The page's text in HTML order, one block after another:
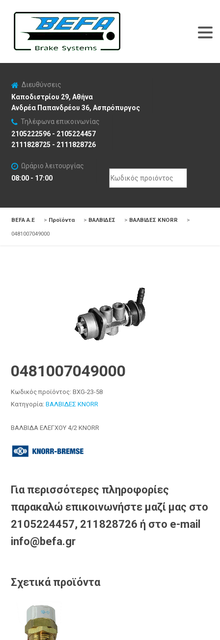
Διευθύνσεις
Καποδιστρίου 29, Αθήνα
Ανδρέα Παπανδρέου 36, Ασπρόπυργος
Τηλέφωνα επικοινωνίας
2105222596 - 2105224457
2111828725 - 2111828726
Ωράριο λειτουργίας
08:00 - 17:00
Search
for:
BEFA Α.Ε > Προϊόντα > ΒΑΛΒΙΔΕΣ > ΒΑΛΒΙΔΕΣ KNORR
>
0481007049000
0481007049000
Κωδικός προϊόντος:BXG-23-58
Κατηγορία:ΒΑΛΒΙΔΕΣ KNORR
ΒΑΛΒΙΔΑ ΕΛΕΓΧΟΥ 4/2 KNORR
Για περισσότερες πληροφορίες
παρακαλώ επικοινωνήστε μαζί μας στο
2105224457, 211828726 ή στο e-mail
info@befa.gr
Σχετικά προϊόντα